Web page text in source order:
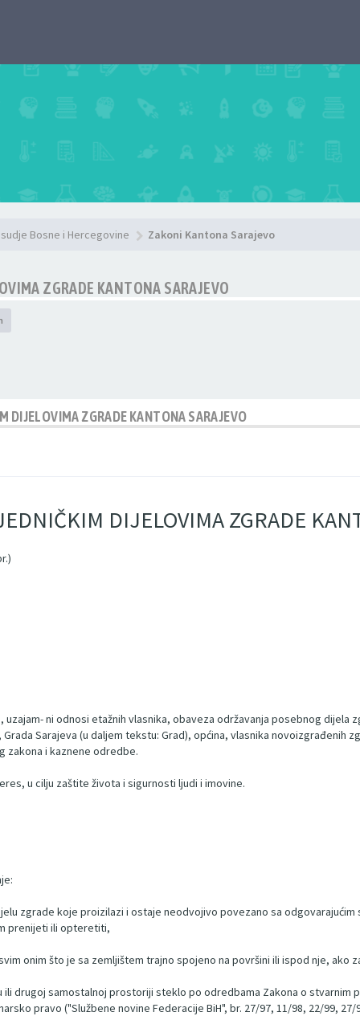
Bosne i Hercegovine Zakoni Kantona Sarajevo
ZGRADE KANTONA SARAJEVO
DIJELOVIMA ZGRADE KANTONA SARAJEVO
DIJELOVIMA ZGRADE
ni odnosi etažnih vlasnika, obaveza održavanja posebnog dijela
Sarajeva (u daljem tekstu: Grad), općina, vlasnika novoizgrađenih
zakona i kaznene odredbe.
u cilju zaštite života i sigurnosti ljudi i imovine.
zgrade koje proizilazi i ostaje neodvojivo povezano sa
prenijeti ili opteretiti,
onim što je sa zemljištem trajno spojeno na površini ili ispod nje, ako
drugoj samostalnoj prostoriji steklo po odredbama Zakona o stvarnim
pravo ("Službene novine Federacije BiH", br. 27/97, 11/98, 22/99,